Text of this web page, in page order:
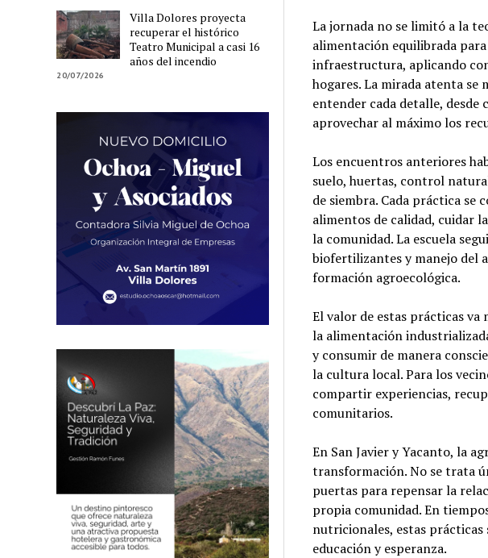
Villa Dolores proyecta
recuperar el histórico
Teatro Municipal a casi 16
años del incendio
20/07/2026
La jornada no se limitó a la
alimentación equilibrada
infraestructura, aplicando
hogares. La mirada atenta se
entender cada detalle, desde
aprovechar al máximo los
Los encuentros anteriores
suelo, huertas, control
de siembra. Cada práctica
alimentos de calidad, cuidar
la comunidad. La escuela
biofertilizantes y manejo del
formación agroecológica.
El valor de estas prácticas va
la alimentación
y consumir de manera
la cultura local. Para los
compartir experiencias,
comunitarios.
En San Javier y Yacanto, la
transformación. No se trata
puertas para repensar la
propia comunidad. En
nutricionales, estas
educación y esperanza.